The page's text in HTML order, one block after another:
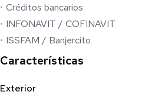
✔️ 3.5 baños
✔️ Roof Garden para disfrutar o invertir
✔️ Jardín privado
✔️ 2 estacionamientos
Créditos bancarios
INFONAVIT / COFINAVIT
ISSFAM / Banjercito
Características
Exterior